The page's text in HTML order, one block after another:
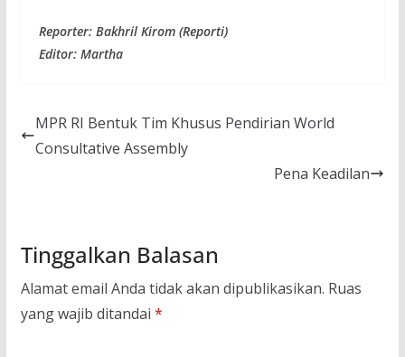
Reporter: Bakhril Kirom (Reporti)
Editor: Martha
MPR RI Bentuk Tim Khusus Pendirian World
Consultative Assembly
Pena Keadilan
Tinggalkan Balasan
Alamat email Anda tidak akan dipublikasikan. Ruas
yang wajib ditandai *